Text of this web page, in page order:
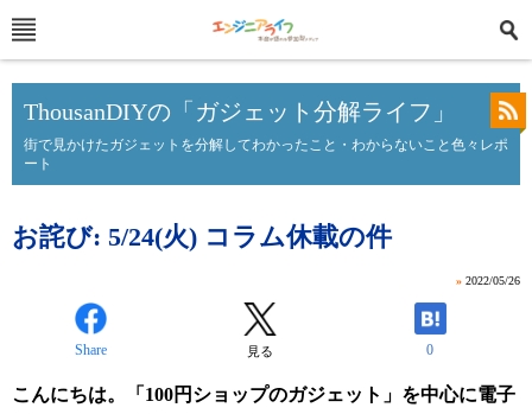
ThousanDIYの「ガジェット分解ライフ」
街で見かけたガジェットを分解してわかったこと・わからないこと色々レポ
ート
お詫び: 5/24(火) コラム休載の件
» 2022/05/26
Share 見る 0
こんにちは。「100円ショップのガジェット」を中心に電子